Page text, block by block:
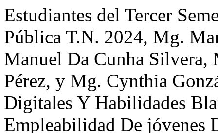
Estudiantes del Tercer
Pública T.N. 2024, Mg.
Manuel Da Cunha Silvera,
Pérez, y Mg. Cynthia
Digitales Y Habilidades
Empleabilidad De jóvenes